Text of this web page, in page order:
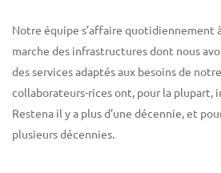
Notre équipe s’affaire quotidiennement
marche des infrastructures dont nous
des services adaptés aux besoins de
collaborateurs-rices ont, pour la plupart,
Restena il y a plus d’une décennie, et
plusieurs décennies.